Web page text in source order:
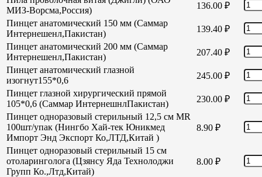
МИЗ-Ворсма,Россия)
136.00 ₽
Пинцет анатомический 150 мм (Саммар
Интернешенл,Пакистан)
139.40 ₽
Пинцет анатомический 200 мм (Саммар
Интернешенл,Пакистан)
207.40 ₽
Пинцет анатомический глазной
изогнут155*0,6
245.00 ₽
Пинцет глазной хирургический прямой
105*0,6 (Саммар ИнтернешнлПакистан)
230.00 ₽
Пинцет одноразовый стерильный 12,5 см MR
100шт/упак (Нингбо Хай-тек Юникмед
Импорт Энд Экспорт Ко,ЛТД,Китай )
8.90 ₽
Пинцет одноразовый стерильный 15 см
отоларинголога (Цзянсу Яда Технолоджи
Групп Ко.,Лтд,Китай)
8.00 ₽